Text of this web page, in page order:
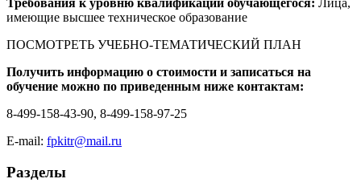
Требования к уровню квалификации обучающегося: Лица,
имеющие высшее техническое образование
ПОСМОТРЕТЬ УЧЕБНО-ТЕМАТИЧЕСКИЙ ПЛАН
Получить информацию о стоимости и записаться на
обучение можно по приведенным ниже контактам:
8-499-158-43-90, 8-499-158-97-25
E-mail: fpkitr@mail.ru
Разделы